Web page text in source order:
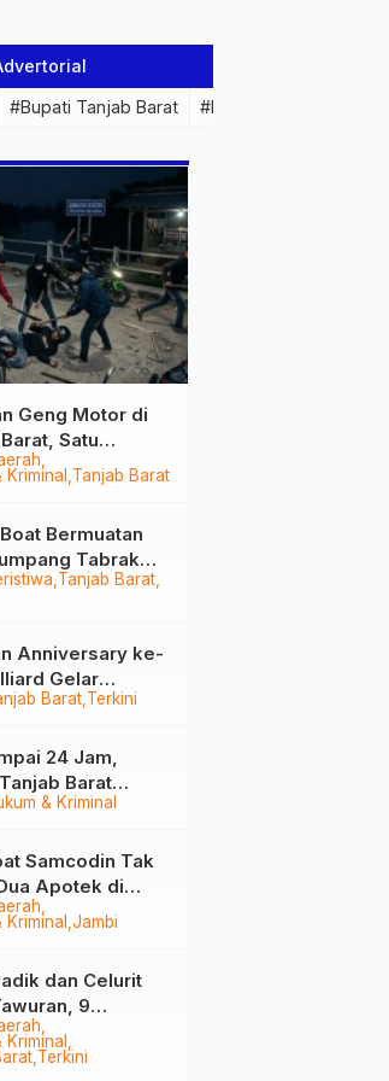
#Bupati Tanjab Barat #Pemprov Jambi
Kriminal Tanjab Barat
Geng Motor di
Satu
Kritis Dibacok, 3
Tanjab Barat
Bermuatan
Tabrak
Kuala Tungkal,
Barat Terkini
Anniversary ke-
Gelar
9 Ball
& Kriminal
24 Jam,
Barat
Komplotan
Kriminal Jambi
Samcodin Tak
Apotek di
Disegel
Kriminal
Terkini
dan Celurit
9
Geng Motor di
Diringkus